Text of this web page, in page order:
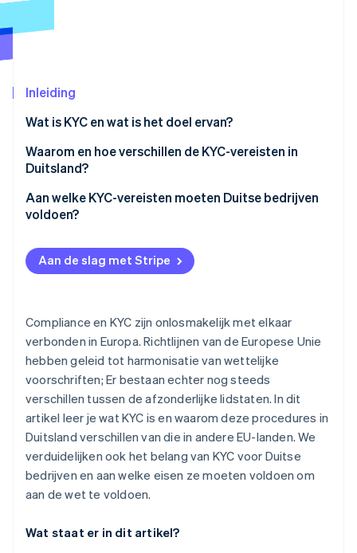
Online identiteitsverificatie
Ontdek hoe Stripe de economische
Inleiding
Wat is KYC en wat is het doel ervan?
Waarom en hoe verschillen de KYC-vereisten in
Duitsland?
Wettelijke voorschriften
Federale toezichthouder voor de financiële markten
(BaFin)
Aan welke KYC-vereisten moeten Duitse bedrijven
voldoen?
Algemene due diligence verplichtingen
Interne beveiligingsmaatregelen
Bewaarplicht
Meldingsplicht
Aan de slag met Stripe
Compliance en KYC zijn onlosmakelijk met elkaar
verbonden in Europa. Richtlijnen van de Europese Unie
hebben geleid tot harmonisatie van wettelijke
voorschriften; Er bestaan echter nog steeds
verschillen tussen de afzonderlijke lidstaten. In dit
artikel leer je wat KYC is en waarom deze procedures in
Duitsland verschillen van die in andere EU-landen. We
verduidelijken ook het belang van KYC voor Duitse
bedrijven en aan welke eisen ze moeten voldoen om
aan de wet te voldoen.
Wat staat er in dit artikel?